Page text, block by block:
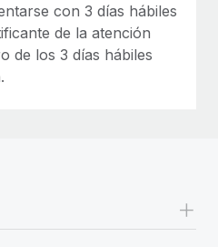
con 3 días hábiles
de la atención
de los 3 días hábiles
+